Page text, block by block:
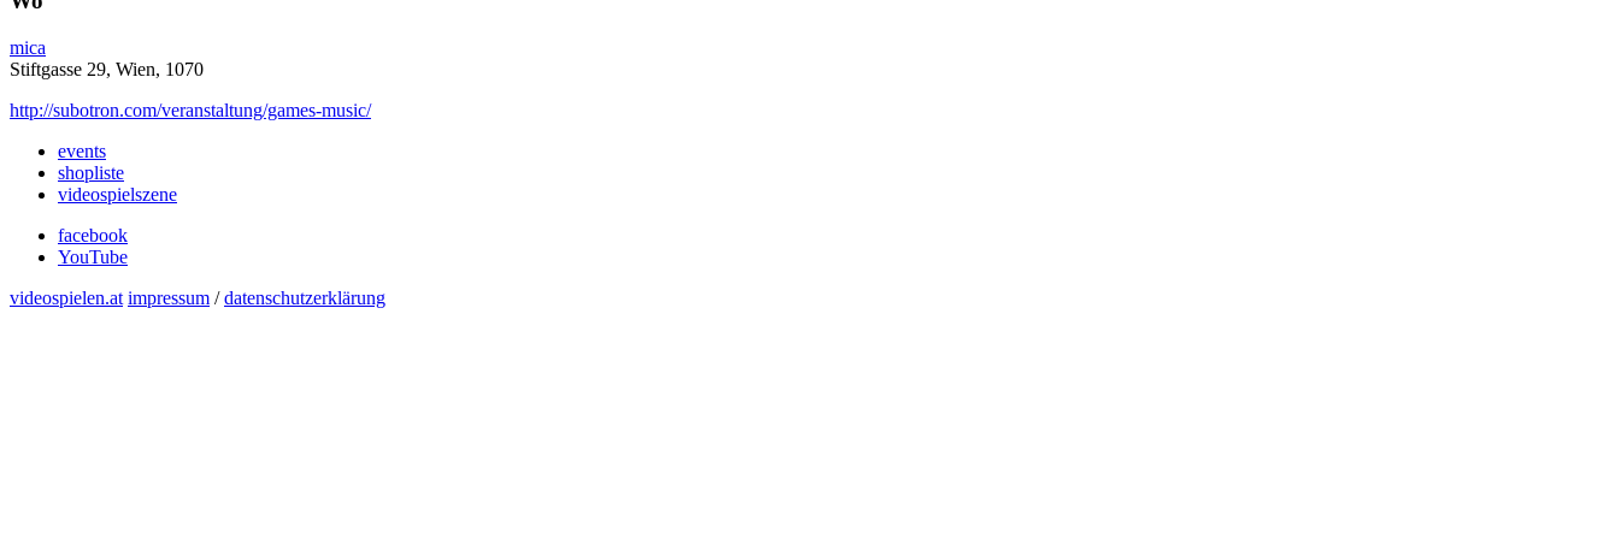
mica
Stiftgasse 29, Wien, 1070
http://subotron.com/veranstaltung/games-music/
events
shopliste
videospielszene
facebook
YouTube
videospielen.at impressum /datenschutzerklärung